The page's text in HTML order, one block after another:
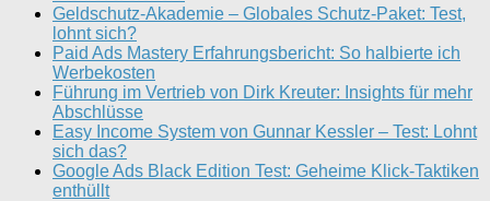
Geldschutz-Akademie – Globales Schutz-Paket: Test,
lohnt sich?
Paid Ads Mastery Erfahrungsbericht: So halbierte ich
Werbekosten
Führung im Vertrieb von Dirk Kreuter: Insights für mehr
Abschlüsse
Easy Income System von Gunnar Kessler – Test: Lohnt
sich das?
Google Ads Black Edition Test: Geheime Klick-Taktiken
enthüllt